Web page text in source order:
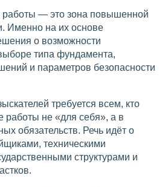
работы — это зона повышенной
Именно на их основе
о возможности
типа фундамента,
и параметров безопасности
требуется всем, кто
работы не «для себя», а в
обязательств. Речь идёт о
техническими
структурами и